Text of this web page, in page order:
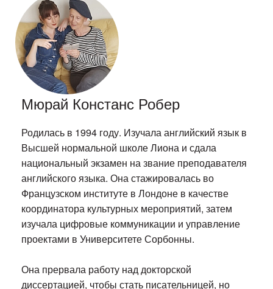
Мюрай Констанс Робер
Родилась в 1994 году. Изучала английский язык в
Высшей нормальной школе Лиона и сдала
национальный экзамен на звание преподавателя
английского языка. Она стажировалась во
Французском институте в Лондоне в качестве
координатора культурных мероприятий, затем
изучала цифровые коммуникации и управление
проектами в Университете Сорбонны.
Она прервала работу над докторской
диссертацией, чтобы стать писательницей, но